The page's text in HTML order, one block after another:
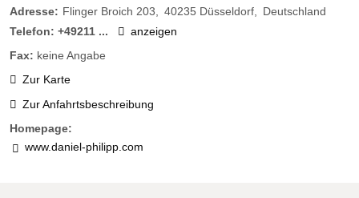
Adresse: Flinger Broich 203 40235 Düsseldorf
Deutschland
Telefon: +49211 ...
anzeigen
Fax: keine Angabe
Zur Karte
Zur Anfahrtsbeschreibung
Homepage:
www.daniel-philipp.com